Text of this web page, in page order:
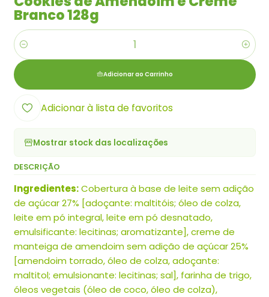
Branco 128g
Quantidade
Adicionar ao Carrinho
Adicionar à lista de favoritos
Mostrar stock das localizações
DESCRIÇÃO
Ingredientes:Cobertura à base de leite sem adição
de açúcar 27% [adoçante: maltitóis; óleo de colza,
leite em pó integral, leite em pó desnatado,
emulsificante: lecitinas; aromatizante], creme de
manteiga de amendoim sem adição de açúcar 25%
[amendoim torrado, óleo de colza, adoçante:
maltitol; emulsionante: lecitinas; sal], farinha de trigo,
óleos vegetais (óleo de coco, óleo de colza),